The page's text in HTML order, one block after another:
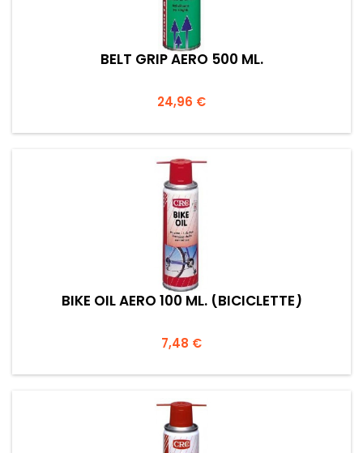
BELT GRIP AERO 500 ML.
Prezzo
24,96 €
BIKE OIL AERO 100 ML. (BICICLETTE)
Prezzo
7,48 €